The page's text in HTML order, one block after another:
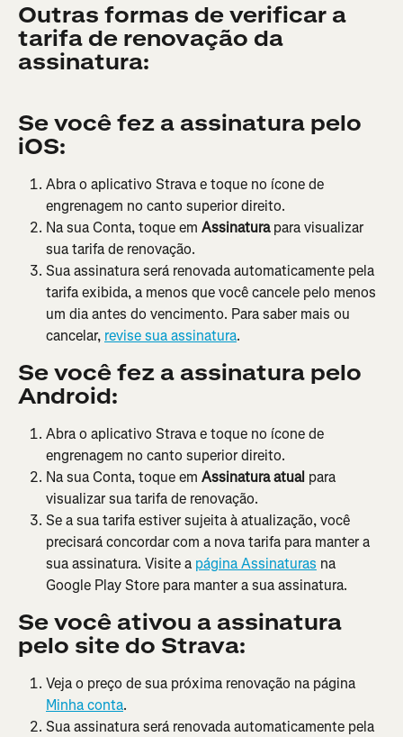
Outras formas de verificar a
tarifa de renovação da
assinatura:
Se você fez a assinatura pelo
iOS:
Abra o aplicativo Strava e toque no ícone de
engrenagem no canto superior direito.
Na sua Conta, toque em Assinatura para visualizar
sua tarifa de renovação.
Sua assinatura será renovada automaticamente pela
tarifa exibida, a menos que você cancele pelo menos
um dia antes do vencimento. Para saber mais ou
cancelar, revise sua assinatura.
Se você fez a assinatura pelo
Android:
Abra o aplicativo Strava e toque no ícone de
engrenagem no canto superior direito.
Na sua Conta, toque em Assinatura atual para
visualizar sua tarifa de renovação.
Se a sua tarifa estiver sujeita à atualização, você
precisará concordar com a nova tarifa para manter a
sua assinatura. Visite a página Assinaturas na
Google Play Store para manter a sua assinatura.
Se você ativou a assinatura
pelo site do Strava:
Veja o preço de sua próxima renovação na página
Minha conta.
Sua assinatura será renovada automaticamente pela